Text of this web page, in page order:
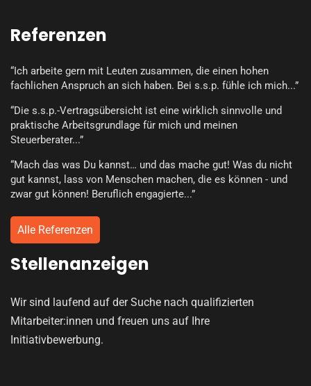
Referenzen
“Ich arbeite gern mit Leuten zusammen, die einen hohen
fachlichen Anspruch an sich haben. Bei s.s.p. fühle ich mich...”
“Die s.s.p.-Vertragsübersicht ist eine wirklich sinnvolle und
praktische Arbeitsgrundlage für mich und meinen
Steuerberater...”
“Mach das was Du kannst… und das mache gut! Was du nicht
gut kannst, lass von Menschen machen, die es können - und
zwar gut können! Beruflich engagierte...”
Alle Referenzen
Stellenanzeigen
Wir sind laufend auf der Suche nach qualifizierten
Mitarbeiter:innen und freuen uns auf Ihre
Initiativbewerbung.